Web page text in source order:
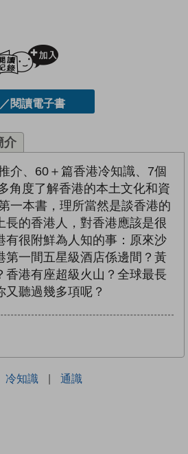
閲
閱讀電子書
介
介、60＋篇香港冷知識、7個
角度了解香港的本土文化和資
一本書，理所當然是談香港的
長的香港人，對香港應該是很
有很附鮮為人知的事：原來沙
第一間五星級酒店係邊間？黃
香港有座超級火山？全球最長
又聽過幾多項呢？
冷知識 | 通識